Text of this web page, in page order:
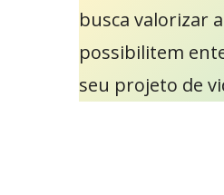
busca valorizar
possibilitem
seu projeto de